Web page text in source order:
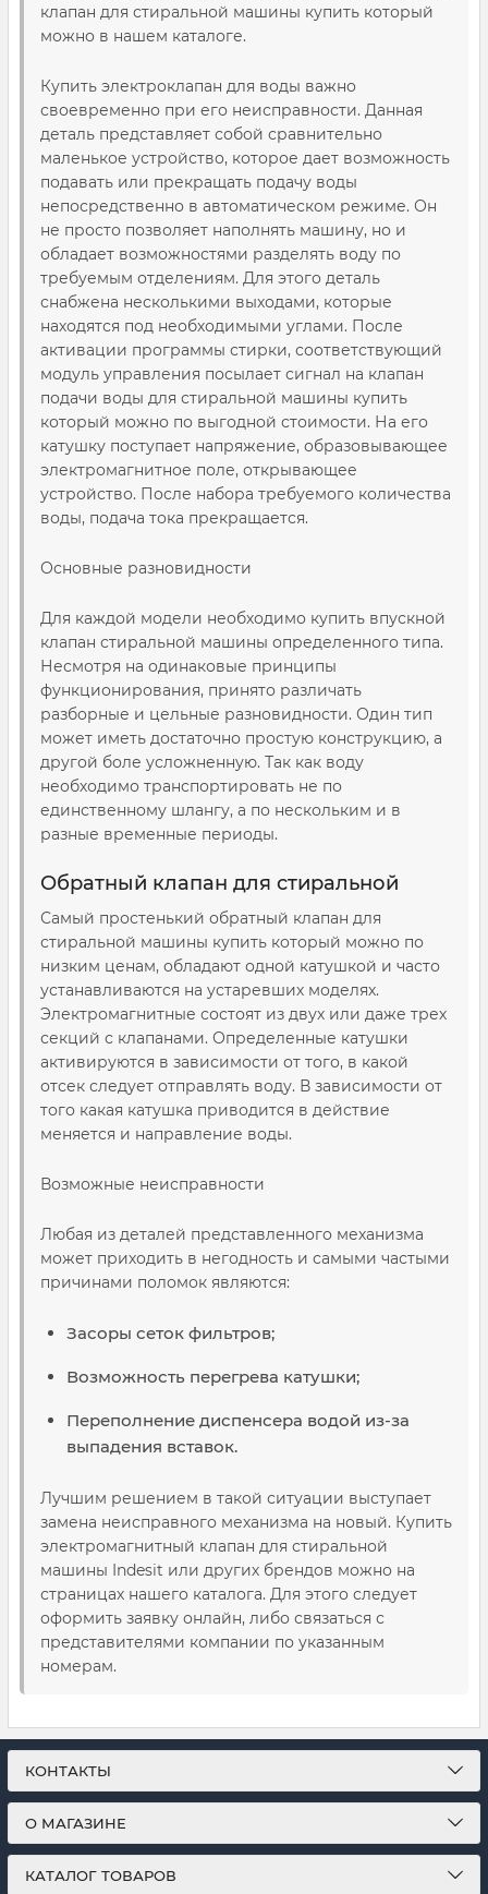
клапан для стиральной машины купить который
можно в нашем каталоге.
Купить электроклапан для воды важно
своевременно при его неисправности. Данная
деталь представляет собой сравнительно
маленькое устройство, которое дает возможность
подавать или прекращать подачу воды
непосредственно в автоматическом режиме. Он
не просто позволяет наполнять машину, но и
обладает возможностями разделять воду по
требуемым отделениям. Для этого деталь
снабжена несколькими выходами, которые
находятся под необходимыми углами. После
активации программы стирки, соответствующий
модуль управления посылает сигнал на клапан
подачи воды для стиральной машины купить
который можно по выгодной стоимости. На его
катушку поступает напряжение, образовывающее
электромагнитное поле, открывающее
устройство. После набора требуемого количества
воды, подача тока прекращается.
Основные разновидности
Для каждой модели необходимо купить впускной
клапан стиральной машины определенного типа.
Несмотря на одинаковые принципы
функционирования, принято различать
разборные и цельные разновидности. Один тип
может иметь достаточно простую конструкцию, а
другой боле усложненную. Так как воду
необходимо транспортировать не по
единственному шлангу, а по нескольким и в
разные временные периоды.
Обратный клапан для стиральной
Самый простенький обратный клапан для
стиральной машины купить который можно по
низким ценам, обладают одной катушкой и часто
устанавливаются на устаревших моделях.
Электромагнитные состоят из двух или даже трех
секций с клапанами. Определенные катушки
активируются в зависимости от того, в какой
отсек следует отправлять воду. В зависимости от
того какая катушка приводится в действие
меняется и направление воды.
Возможные неисправности
Любая из деталей представленного механизма
может приходить в негодность и самыми частыми
причинами поломок являются:
Засоры сеток фильтров;
Возможность перегрева катушки;
Переполнение диспенсера водой из-за
выпадения вставок.
Лучшим решением в такой ситуации выступает
замена неисправного механизма на новый. Купить
электромагнитный клапан для стиральной
машины Indesit или других брендов можно на
страницах нашего каталога. Для этого следует
оформить заявку онлайн, либо связаться с
представителями компании по указанным
номерам.
КОНТАКТЫ
О МАГАЗИНЕ
КАТАЛОГ ТОВАРОВ